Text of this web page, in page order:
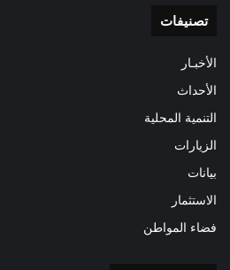
تصنيفات
الأخبـار
الأحداث
التنمية المحلية
الزيارات
بيانات
الاستثمار
فضاء المواطن